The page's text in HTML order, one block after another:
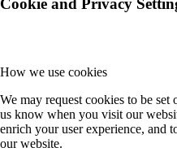
How we use cookies
We may request cookies to be
us know when you visit our
enrich your user experience, and
our website.